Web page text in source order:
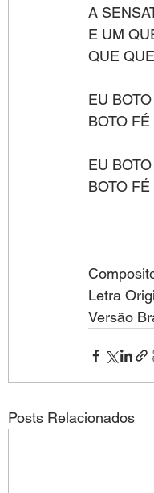
A
E UM
QUE
EU
BOTO FÉ
EU
BOTO FÉ
Letra
Versão
Posts Relacionados